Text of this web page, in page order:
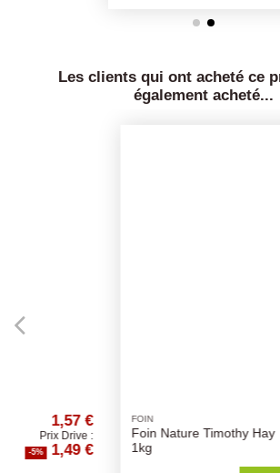
Les clients qui ont acheté ce
également acheté...
FOIN
Foin Nature Timothy Hay
1kg